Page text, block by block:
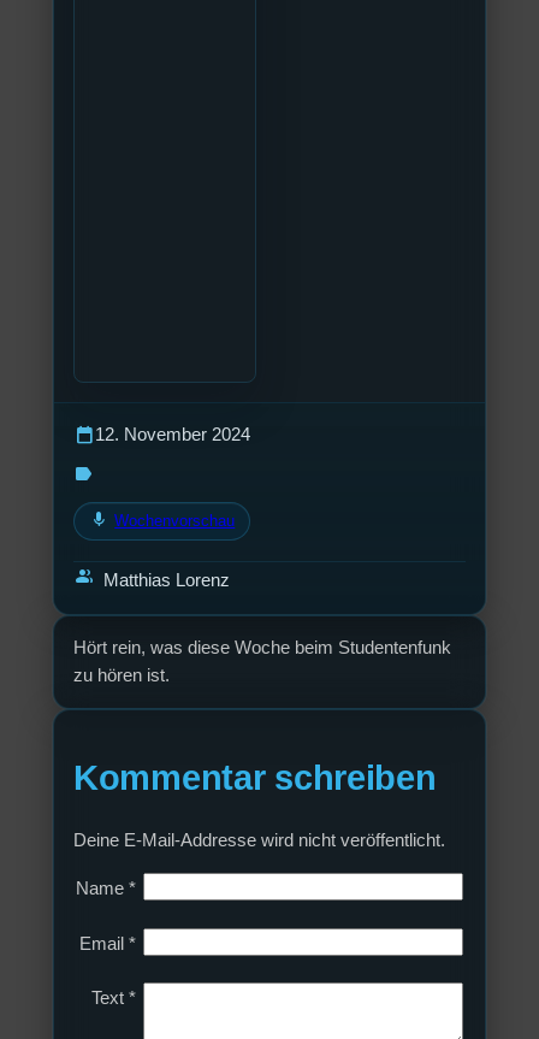
Hört rein, was diese Woche beim Studentenfunk
zu hören ist.
Kommentar schreiben
Deine E-Mail-Addresse wird nicht veröffentlicht.
Name *
Email *
Text *
calendar_today12. November 2024
label
mic Wochenvorschau
group Matthias Lorenz